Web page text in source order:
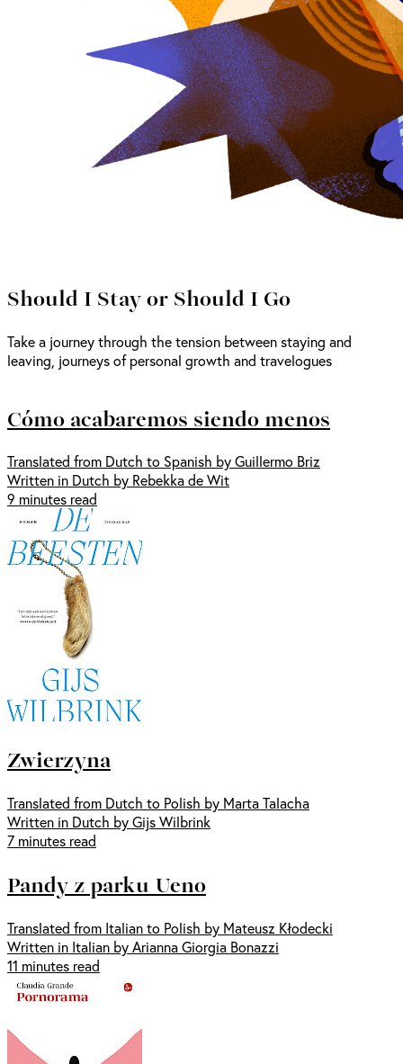
Should I Stay or Should I Go
Take a journey through the tension between staying and
leaving, journeys of personal growth and travelogues
Cómo acabaremos siendo menos
Translated from Dutch to Spanish by Guillermo Briz
Written in Dutch by Rebekka de Wit
9 minutes read
Zwierzyna
Translated from Dutch to Polish by Marta Talacha
Written in Dutch by Gijs Wilbrink
7 minutes read
Pandy z parku Ueno
Translated from Italian to Polish by Mateusz Kłodecki
Written in Italian by Arianna Giorgia Bonazzi
11 minutes read